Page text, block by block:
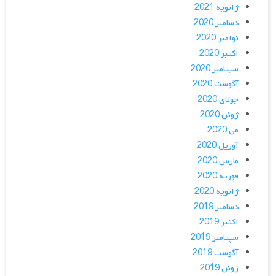
ژانویه 2021
دسامبر 2020
نوامبر 2020
اکتبر 2020
سپتامبر 2020
آگوست 2020
جولای 2020
ژوئن 2020
می 2020
آوریل 2020
مارس 2020
فوریه 2020
ژانویه 2020
دسامبر 2019
اکتبر 2019
سپتامبر 2019
آگوست 2019
ژوئن 2019